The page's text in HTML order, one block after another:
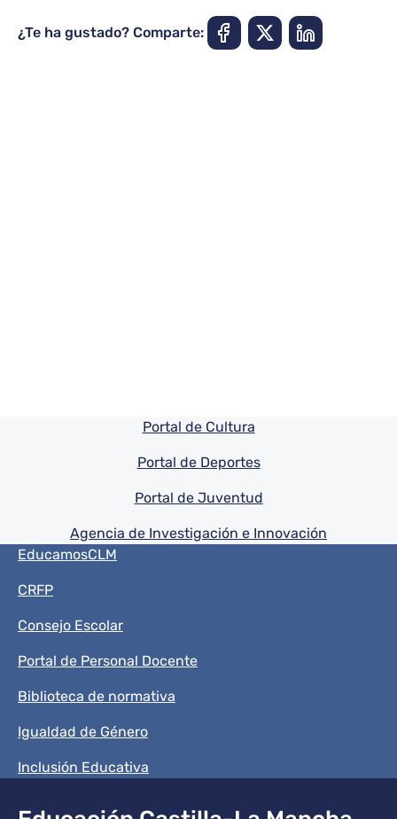
¿Te ha gustado? Comparte:
Pie de pagina información
Portal de Cultura
Portal de Deportes
Portal de Juventud
Agencia de Investigación e Innovación
Menú del pie
EducamosCLM
CRFP
Consejo Escolar
Portal de Personal Docente
Biblioteca de normativa
Igualdad de Género
Inclusión Educativa